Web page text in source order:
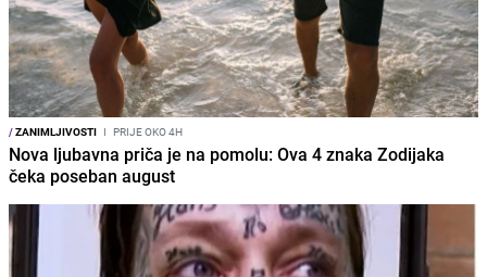
/ZANIMLJIVOSTI I PRIJE OKO 4H
Nova ljubavna priča je na pomolu: Ova 4 znaka Zodijaka
čeka poseban august